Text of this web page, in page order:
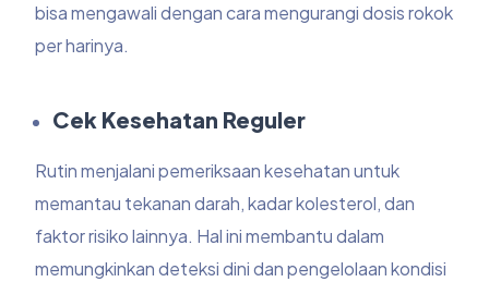
bisa mengawali dengan cara mengurangi dosis rokok
per harinya.
Cek Kesehatan Reguler
Rutin menjalani pemeriksaan kesehatan untuk
memantau tekanan darah, kadar kolesterol, dan
faktor risiko lainnya. Hal ini membantu dalam
memungkinkan deteksi dini dan pengelolaan kondisi